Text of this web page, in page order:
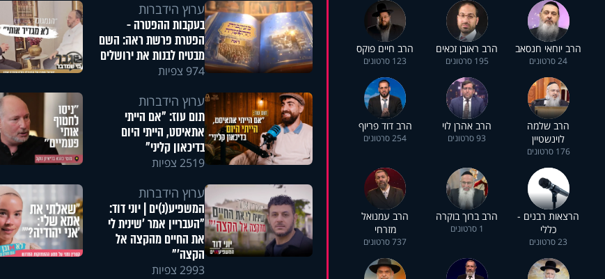
הרב יוחאי חנסאב
24 סרטונים
הרב ראובן זכאים
195 סרטונים
הרב חיים פוקס
123 סרטונים
הרב שלמה
לוינשטיין
176 סרטונים
הרב אהרן לוי
93 סרטונים
הרב דוד פריוף
254 סרטונים
הרצאות רבנים -
כללי
23 סרטונים
הרב ברוך בוקרה
1 סרטונים
הרב עמנואל
מזרחי
737 סרטונים
ערוץ הידברות
בעקבות ההפטרה -
הפטרת פרשת ראה: השם
מבטיח לבנות את ירושלים
974 צפיות
ערוץ הידברות
תום עוז: "אם הייתי
אתאיסט, הייתי היום
בדיכאון קליני"
2519 צפיות
ערוץ הידברות
המשפיע(נ)ים | יוני דוד:
"העבריין אמר 'שינית לי
את החיים מהקצה אל
הקצה'"
2993 צפיות